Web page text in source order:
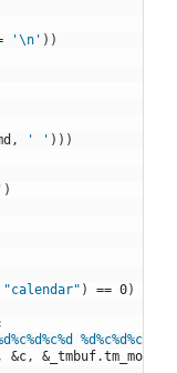
'\n' ) )
, ' ' ) ) )
)
"calendar" ) == 0)
%d%c%d%c%d"
&c, & _tmbuf.tm_mon